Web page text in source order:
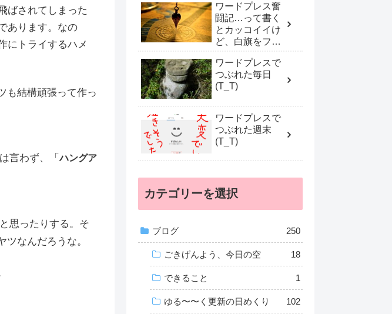
ばされてしまった
あります。なの
にトライするハメ
も結構頑張って作っ
言わず、「ハングア
思ったりする。そ
なんだろうな。
ワードプレス奮
闘記…って書く
とカッコイイけ
ど、白旗をフリ
んだ！
ワードプレスで
つぶれた毎日
(T_T)
ワードプレスで
つぶれた週末
(T_T)
カテゴリーを選択
ブログ 250
ごきげんよう、今日の空 18
できること 1
ゆる〜〜く更新の日めくり 102